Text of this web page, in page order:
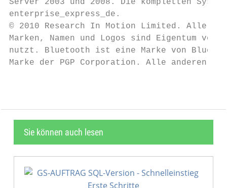
Server 2003 und 2008. Die kompletten
enterprise_express_de.
© 2010 Research In Motion Limited. Alle
Marken, Namen und Logos sind Eigentum
nutzt. Bluetooth ist eine Marke von
Marke der PGP Corporation. Alle anderen
Sie können auch lesen